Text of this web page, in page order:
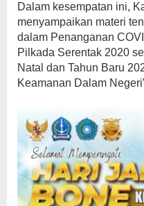
Dalam kesempatan ini,
menyampaikan materi
dalam Penanganan
Pilkada Serentak 2020
Natal dan Tahun Baru
Keamanan Dalam